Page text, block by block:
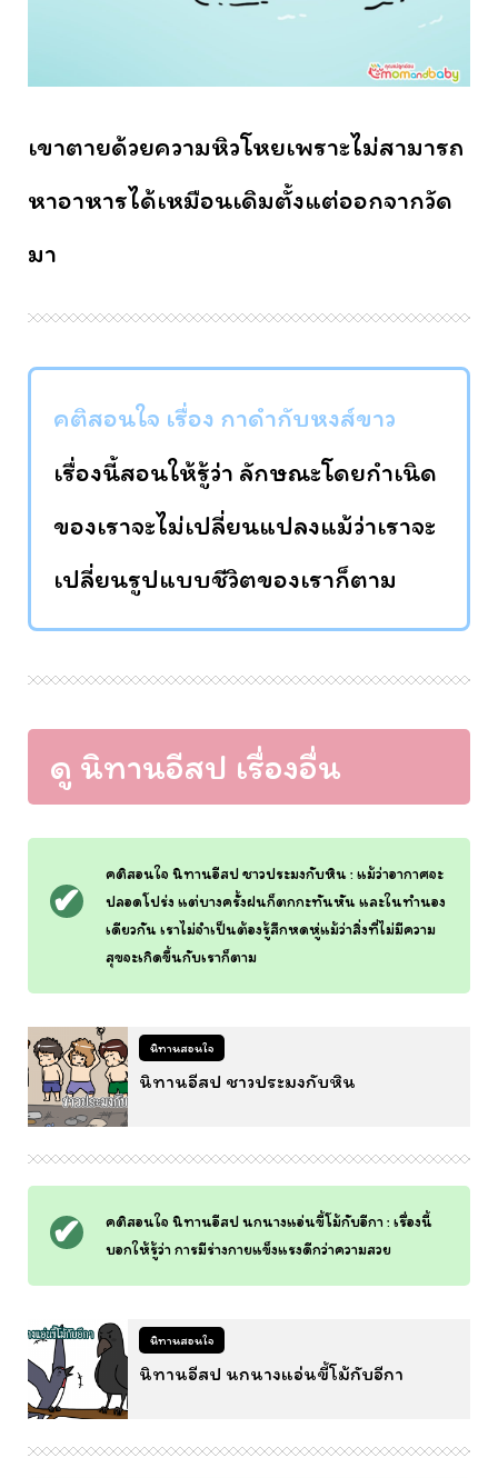
เขาตายด้วยความหิวโหยเพราะไม่สามารถ
หาอาหารได้เหมือนเดิมตั้งแต่ออกจากวัด
มา
คติสอนใจ เรื่อง กาดำกับหงส์ขาว
เรื่องนี้สอนให้รู้ว่า ลักษณะโดยกำเนิด
ของเราจะไม่เปลี่ยนแปลงแม้ว่าเราจะ
เปลี่ยนรูปแบบชีวิตของเราก็ตาม
ดู นิทานอีสป เรื่องอื่น
คติสอนใจ นิทานอีสป ชาวประมงกับหิน : แม้ว่าอากาศจะ
ปลอดโปร่ง แต่บางครั้งฝนก็ตกกะทันหัน และในทำนอง
เดียวกัน เราไม่จำเป็นต้องรู้สึกหดหู่แม้ว่าสิ่งที่ไม่มีความ
สุขจะเกิดขึ้นกับเราก็ตาม
นิทานสอนใจ
นิทานอีสป ชาวประมงกับหิน
คติสอนใจ นิทานอีสป นกนางแอ่นขี้โม้กับอีกา : เรื่องนี้
บอกให้รู้ว่า การมีร่างกายแข็งแรงดีกว่าความสวย
นิทานสอนใจ
นิทานอีสป นกนางแอ่นขี้โม้กับอีกา